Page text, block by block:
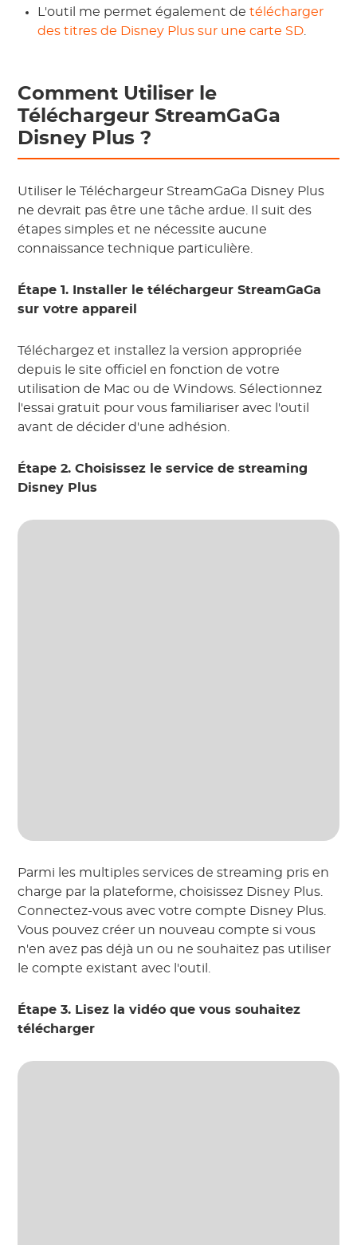
L'outil me permet également detélécharger
des titres de Disney Plus sur une carte SD
Comment Utiliser le
Téléchargeur StreamGaGa
Disney Plus ?
Utiliser le Téléchargeur StreamGaGa Disney Plus
ne devrait pas être une tâche ardue. Il suit des
étapes simples et ne nécessite aucune
connaissance technique particulière.
Étape 1. Installer le téléchargeur StreamGaGa
sur votre appareil
Téléchargez et installez la version appropriée
depuis le site officiel en fonction de votre
utilisation de Mac ou de Windows. Sélectionnez
l'essai gratuit pour vous familiariser avec l'outil
avant de décider d'une adhésion.
Étape 2. Choisissez le service de streaming
Disney Plus
Parmi les multiples services de streaming pris en
charge par la plateforme, choisissez Disney Plus.
Connectez-vous avec votre compte Disney Plus.
Vous pouvez créer un nouveau compte si vous
n'en avez pas déjà un ou ne souhaitez pas utiliser
le compte existant avec l'outil.
Étape 3. Lisez la vidéo que vous souhaitez
télécharger